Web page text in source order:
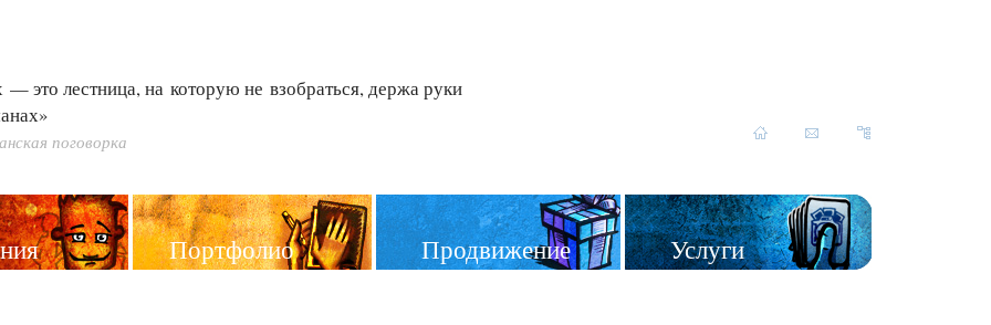
— это лестница, на которую не взобраться, держа руки
поговорка
Портфолио Продвижение Услуги